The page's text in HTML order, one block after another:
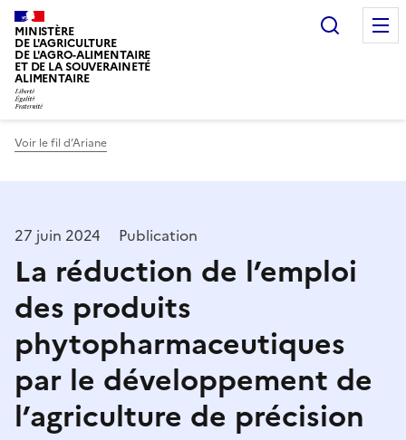
MINISTÈRE
DE L'AGRICULTURE
DE L'AGRO-ALIMENTAIRE
ET DE LA SOUVERAINETÉ
ALIMENTAIRE
Voir le fil d’Ariane
27 juin 2024 Publication
La réduction de l’emploi
des produits
phytopharmaceutiques
par le développement de
l’agriculture de précision